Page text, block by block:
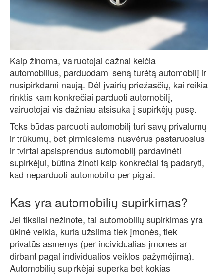
Kaip žinoma, vairuotojai dažnai keičia
automobilius, parduodami seną turėtą automobilį ir
nusipirkdami naują. Dėl įvairių priežasčių, kai reikia
rinktis kam konkrečiai parduoti automobilį,
vairuotojai vis dažniau atsisuka į supirkėjų pusę.
Toks būdas parduoti automobilį turi savų privalumų
ir trūkumų, bet pirmiesiems nusvėrus pastaruosius
ir tvirtai apsisprendus automobilį pardavinėti
supirkėjui, būtina žinoti kaip konkrečiai tą padaryti,
kad neparduoti automobilio per pigiai.
Kas yra automobilių supirkimas?
Jei tiksliai nežinote, tai automobilių supirkimas yra
ūkinė veikla, kuria užsiima tiek įmonės, tiek
privatūs asmenys (per individualias įmones ar
dirbant pagal individualios veiklos pažymėjimą).
Automobilių supirkėjai superka bet kokias